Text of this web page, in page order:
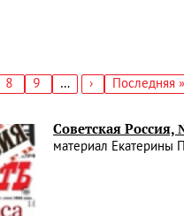
Страница
8 Страница
9 …
Следующая
›
Последняя
Последняя »
Советская
материал Екатерины